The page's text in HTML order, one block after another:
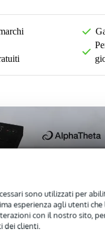
sono utilizzati per
esperienza agli utenti che
con il nostro sito,
dei clienti.
ALTRI